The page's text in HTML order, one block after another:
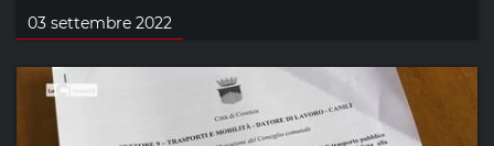
03 settembre 2022